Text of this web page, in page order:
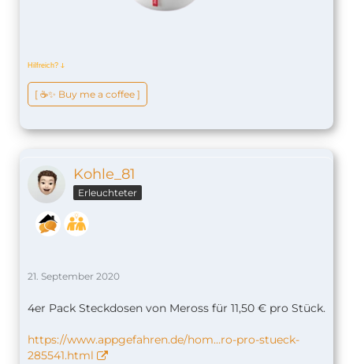
Hilfreich? ↆ
[ ☕️✨ Buy me a coffee ]
Kohle_81
Erleuchteter
21. September 2020
4er Pack Steckdosen von Meross für 11,50 € pro Stück.
https://www.appgefahren.de/hom…ro-pro-stueck-
285541.html